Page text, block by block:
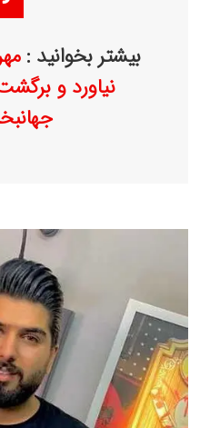
بیشتر بخوانید :
نیاورد و